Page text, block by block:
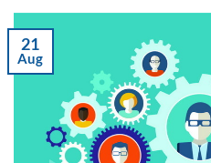
21
Aug